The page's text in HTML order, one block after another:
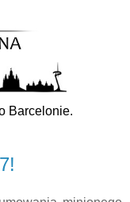
Barcelonie.